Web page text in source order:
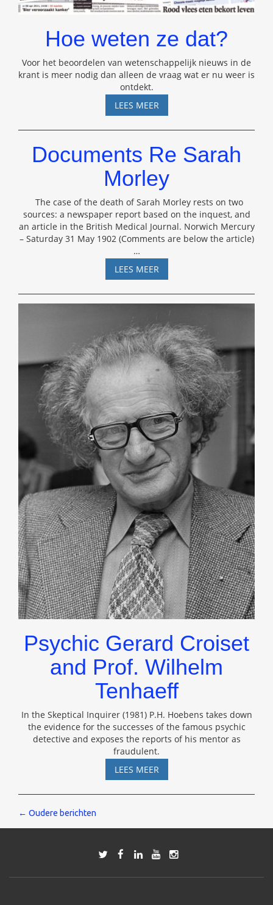
Hoe weten ze dat?
Voor het beoordelen van wetenschappelijk nieuws in de
krant is meer nodig dan alleen de vraag wat er nu weer is
ontdekt.
LEES MEERHOE
WETEN
ZE
Documents Re Sarah
Morley
The case of the death of Sarah Morley rests on two
sources: a newspaper report based on the inquest, and
an article in the British Medical Journal. Norwich Mercury
– Saturday 31 May 1902 (Comments are below the article)
…
LEES MEERDOCUMENTS
RE
SARAH
MORLEY
Psychic Gerard Croiset
and Prof. Wilhelm
Tenhaeff
In the Skeptical Inquirer (1981) P.H. Hoebens takes down
the evidence for the successes of the famous psychic
detective and exposes the reports of his mentor as
fraudulent.
LEES MEERPSYCHIC
GERARD
CROISET
WILHELM
Berichten
← Oudere berichten